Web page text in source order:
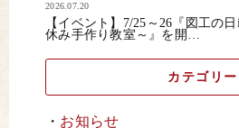
2026.07.20
【イベント】7/25～26『図工の
休み手作り教室～』を開…
カテゴリー
お知らせ